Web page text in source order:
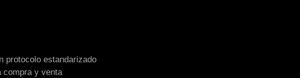
protocolo estandarizado
compra y venta